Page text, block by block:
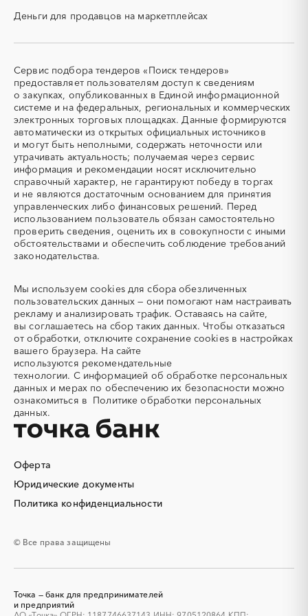
кабельные системы)
ТЭН
(Теплоэлектронагреватель)
УДС (установки
депарафинизации скважин)
УКПГ
ЯТЭК
Аварийные работы
Авиаперевозка
Авиационные работы
Авиационные работы
вертолетами
Автобус
Автовозы
Автогрейдер
Автозапчасти
Автоматизация
Автомобили
Автомобильные весы
Авторский надзор
Автотранспорт
Автоцистерны пожарные
Адсорбенты
Акварель
Аквариумы
Аккумуляторы
Алкогольная продукция
Алмазное бурение
Алмазная резка
Алюминиевые
конструкции
Алюминиевые профили
Алюминий
Аммоний
Ангар
Антенны
Антискалант
Антрацит
Аппараты воздушного
охлаждения
Аренда погрузчика
Аренда спецтехники с
экипажем
Асфальтирование дорог
Аттракционы
Аутсорсинг
республика
Кузбасс
Краснодарский край
Красноярский край
Крым
Курганская область
Курская область
Ленинградская область
Липецкая область
Магаданская область
Марий Эл
Мордовия
Московская область
Мурманская область
Ненецкий AО
Нижегородская область
Новгородская область
Новосибирская область
Омская область
Оренбургская область
Орловская область
Пензенская область
Пермский край
Рязанская область
Самарская область
Саратовская область
Сахалинская область
Свердловская область
Северная Осетия - Алания
Смоленская область
Ставропольский край
Тамбовская область
Татарстан
Тверская область
Томская область
Тульская область
Тыва
Тюменская область
Ульяновская область
Челябинская область
Чувашская республика
Ярославская область
Деньги для продавцов на маркетплейсах
Оферта
Юридические документы
Политика конфиденциальности
© Все права защищены
Сервис подбора тендеров «Поиск тендеров»
предоставляет пользователям доступ к сведениям
о закупках, опубликованных в Единой информационной
системе и на федеральных, региональных и коммерческих
электронных торговых площадках. Данные формируются
автоматически из открытых официальных источников
и могут быть неполными, содержать неточности или
утрачивать актуальность; получаемая через сервис
информация и рекомендации носят исключительно
справочный характер, не гарантируют победу в торгах
и не являются достаточным основанием для принятия
управленческих либо финансовых решений. Перед
использованием пользователь обязан самостоятельно
проверить сведения, оценить их в совокупности с иными
обстоятельствами и обеспечить соблюдение требований
законодательства.
Мы используем cookies для сбора обезличенных
пользовательских данных — они помогают нам настраивать
рекламу и анализировать трафик. Оставаясь на сайте,
вы соглашаетесь на сбор таких данных. Чтобы отказаться
от обработки, отключите сохранение cookies в настройках
вашего браузера. На сайте
используются рекомендательные
технологии. С информацией об обработке персональных
данных и мерах по обеспечению их безопасности можно
ознакомиться в Политике обработки персональных
данных.
Точка — банк для предпринимателей
и предприятий